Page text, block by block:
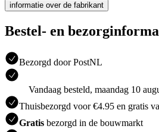
informatie over de fabrikant
Bestel- en
Bezorgd door PostNL
Vandaag besteld, maandag 10
Thuisbezorgd voor €4.95 en gratis
Gratis bezorgd in de bouwmarkt